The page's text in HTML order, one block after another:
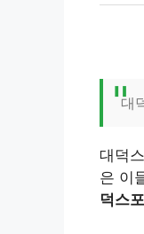
대
대덕
은 이
덕스